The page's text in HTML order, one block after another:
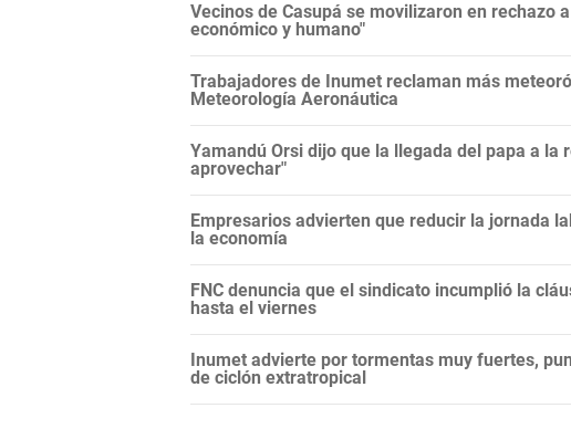
Vecinos de Casupá se movilizaron en rechazo
económico y humano"
Trabajadores de Inumet reclaman más
Meteorología Aeronáutica
Yamandú Orsi dijo que la llegada del papa a la
aprovechar"
Empresarios advierten que reducir la jornada
la economía
FNC denuncia que el sindicato incumplió la
hasta el viernes
Inumet advierte por tormentas muy fuertes,
de ciclón extratropical